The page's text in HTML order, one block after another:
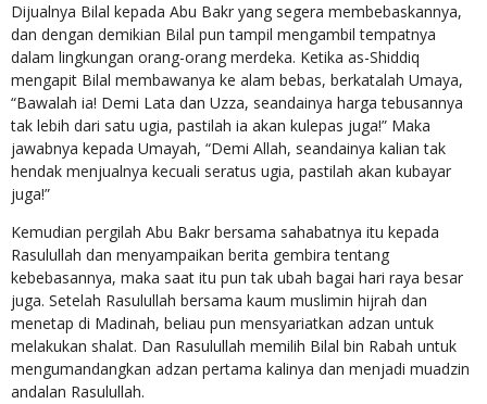
Dijualnya Bilal kepada Abu Bakr yang segera membebaskannya,
dan dengan demikian Bilal pun tampil mengambil tempatnya
dalam lingkungan orang-orang merdeka. Ketika as-Shiddiq
mengapit Bilal membawanya ke alam bebas, berkatalah Umaya,
“Bawalah ia! Demi Lata dan Uzza, seandainya harga tebusannya
tak lebih dari satu ugia, pastilah ia akan kulepas juga!” Maka
jawabnya kepada Umayah, “Demi Allah, seandainya kalian tak
hendak menjualnya kecuali seratus ugia, pastilah akan kubayar
juga!”
Kemudian pergilah Abu Bakr bersama sahabatnya itu kepada
Rasulullah dan menyampaikan berita gembira tentang
kebebasannya, maka saat itu pun tak ubah bagai hari raya besar
juga. Setelah Rasulullah bersama kaum muslimin hijrah dan
menetap di Madinah, beliau pun mensyariatkan adzan untuk
melakukan shalat. Dan Rasulullah memilih Bilal bin Rabah untuk
mengumandangkan adzan pertama kalinya dan menjadi muadzin
andalan Rasulullah.